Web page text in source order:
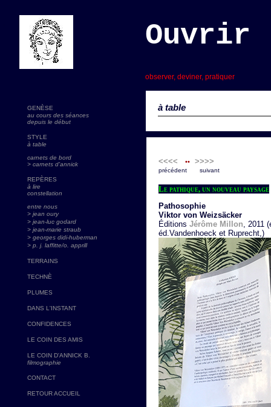
à table
observer, deviner, pratiquer
GENÈSE
au cours des séances
depuis le début
STYLE
à table
carnets de bord
> carnets d'annick
REPÈRES
à lire
constellation
entre nous
> jean oury
> jean-luc godard
> jean-marie straub
> georges didi-huberman
> p. j. laffitte/o. apprill
TERRAINS
TECHNÈ
PLUMES
DANS L'INSTANT
CONFIDENCES
LE COIN DES AMIS
LE COIN D'ANNICK B.
filmographie
CONTACT
RETOUR ACCUEIL
<<<< •• >>>>
précédent suivant
Le pathique, un nouveau paysage
Pathosophie
Viktor von Weizsäcker
Éditions Jérôme Millon, 2011
éd.Vandenhoeck et Ruprecht,)
Ouvrir